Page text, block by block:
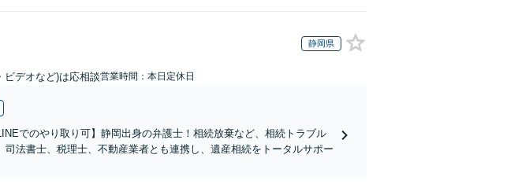
静岡県
ビデオなど)は応相談営業時間：本日定休日
でのやり取り可】静岡出身の弁護士！相続放棄など、相続トラブル
法書士、税理士、不動産業者とも連携し、遺産相続をトータルサポー